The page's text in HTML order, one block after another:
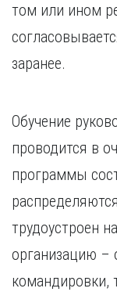
том или ином
заранее.
Обучение
проводится в
программы
трудоустроен
организацию –
командировки,